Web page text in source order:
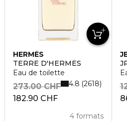
HERMÈS
TERRE D'HERMÈS
Eau de toilette
182.90 CHF
273.00 CHF
4 formats
4.8 2618